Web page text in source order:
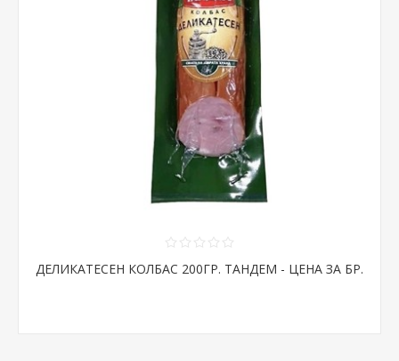
ДЕЛИКАТЕСЕН КОЛБАС 200ГР. ТАНДЕМ - ЦЕНА ЗА БР.